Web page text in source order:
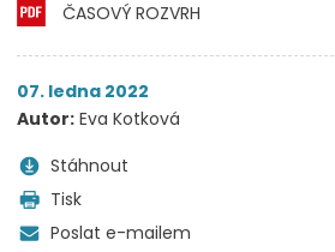
ČASOVÝ ROZVRH
07. ledna 2022
Autor: Eva Kotková
Stáhnout
Tisk
Poslat e-mailem